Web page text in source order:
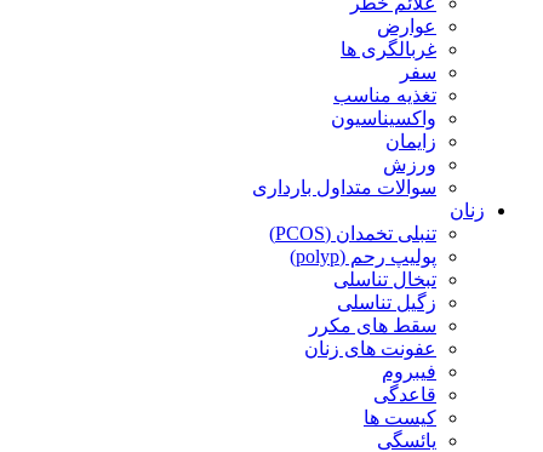
عوارض
غربالگری ها
سفر
تغذیه مناسب
واکسیناسیون
زایمان
ورزش
سوالات متداول بارداری
زنان
تنبلی تخمدان (PCOS)
پولیپ رحم (polyp)
تبخال تناسلی
زگیل تناسلی
سقط های مکرر
عفونت های زنان
فیبروم
قاعدگی
کیست ها
یائسگی